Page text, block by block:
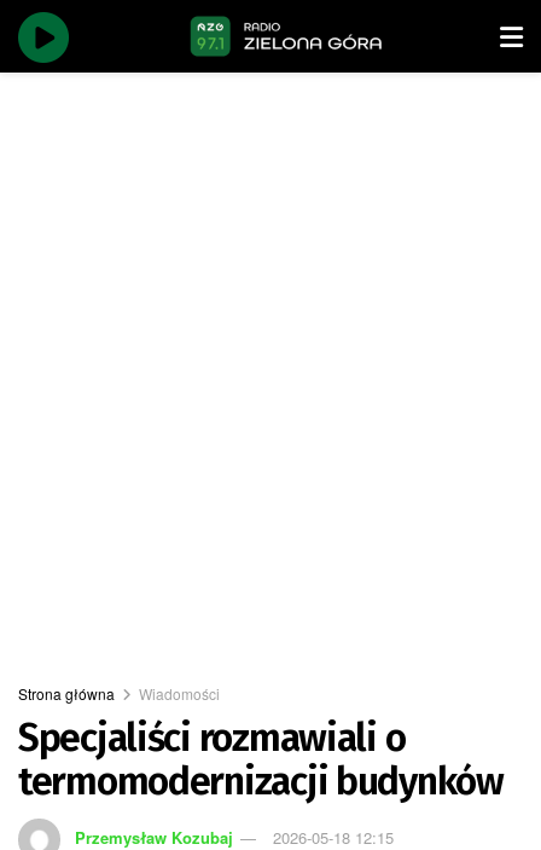
Strona główna Wiadomości
Specjaliści rozmawiali o
termomodernizacji budynków
Przemysław Kozubaj 2026-05-18 12:15